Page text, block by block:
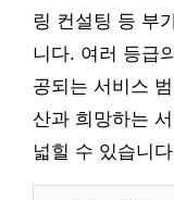
링 컨설팅 등 부
니다. 여러 등급
공되는 서비스
산과 희망하는
넓힐 수 있습니